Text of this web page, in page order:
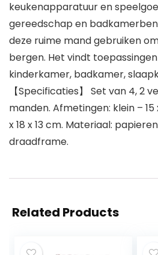
keukenapparatuur en
gereedschap en
deze ruime mand gebruiken
bergen. Het vindt
kinderkamer, badkamer,
【Specificaties】 Set van 4, 2
manden. Afmetingen: klein – 15
x 18 x 13 cm. Materiaal:
draadframe.
Related Products